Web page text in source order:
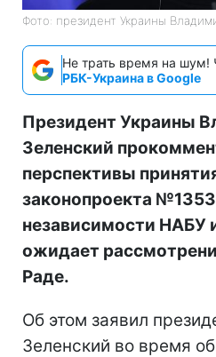
Фото: президент Украины
Не трать время на шум!
РБК-Украина в Google
Президент Украины
Зеленский
перспективы
законопроекта
независимости НАБУ
ожидает
Раде.
Об этом заявил
Зеленский во время